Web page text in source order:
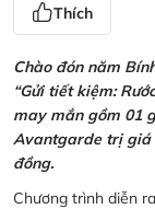
Thích
Chào đón năm
“Gửi tiết kiệm:
may mắn gồm 01
Avantgarde trị giá
đồng.
Chương trình diễn